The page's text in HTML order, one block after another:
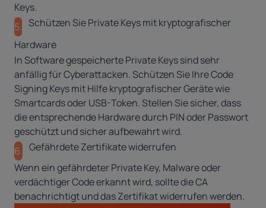
Keys.
5. Schützen Sie Private Keys mit kryptografischer
Hardware
In Software gespeicherte Private Keys sind sehr
anfällig für Cyberattacken. Schützen Sie Ihre Code
Signing Keys mit Hilfe kryptografischer Geräte wie
Smartcards oder USB-Token. Stellen Sie sicher, dass
die entsprechende Hardware durch PIN oder Passwort
geschützt und sicher aufbewahrt wird.
6. Gefährdete Zertifikate widerrufen
Wenn ein gefährdeter Private Key, Malware oder
verdächtiger Code erkannt wird, sollte die CA
benachrichtigt und das Zertifikat widerrufen werden.